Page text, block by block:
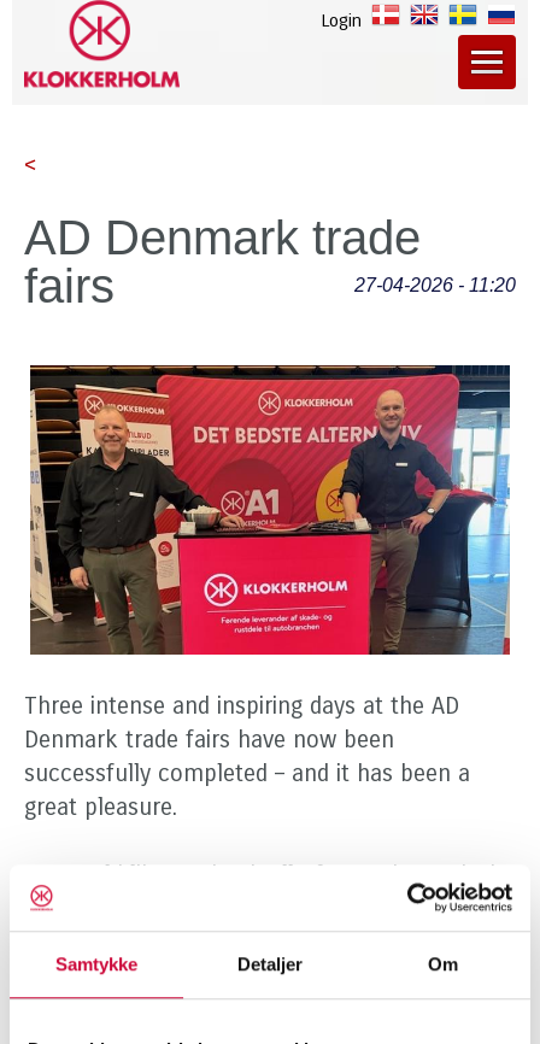
Samtykke Detaljer Om
Login
<
AD Denmark trade
fairs
27-04-2026 - 11:20
Three intense and inspiring days at the AD
Denmark trade fairs have now been
successfully completed – and it has been a
great pleasure.
We would like to thank all of you who took the
time to visit the fairs in Fredericia, Ringsted and
conversations, your interest in our products,